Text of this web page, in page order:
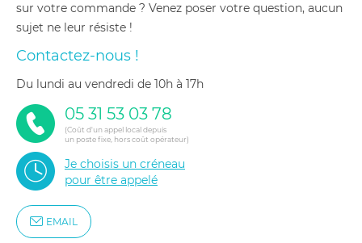
sur votre commande ? Venez poser votre question, aucun
sujet ne leur résiste !
Contactez-nous !
du lundi au vendredi de 10h à 17h
05 31 53 03 78
(Coût d'un appel local depuis
un poste fixe, hors coût opérateur)
Je choisis un créneau
pour être appelé
EMAIL